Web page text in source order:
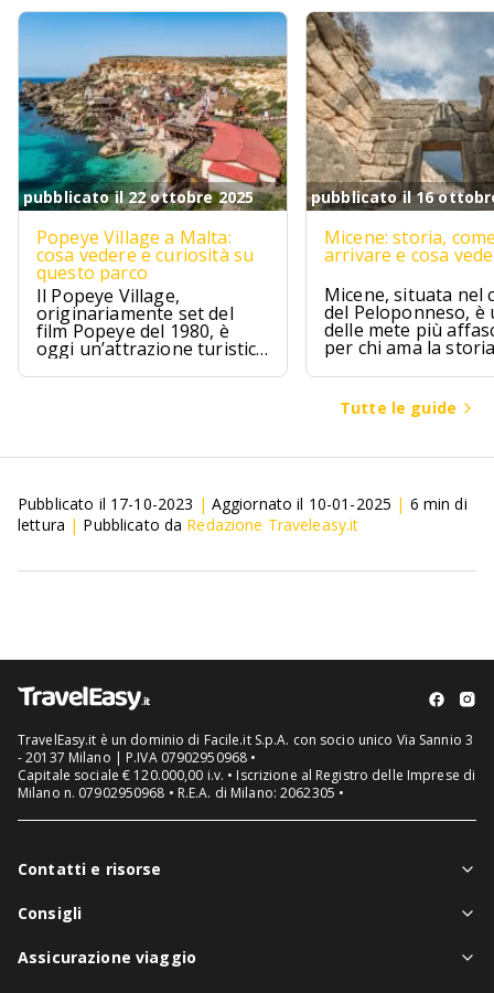
pubblicato il 22 ottobre 2025
Popeye Village a Malta:
cosa vedere e curiosità su
questo parco
Il Popeye Village,
originariamente set del
film Popeye del 1980, è
oggi un’attrazione turistica
ad Anchor Bay, Malta.
pubblicato il 16
Micene: storia,
arrivare e cosa
Micene, situata nel
del Peloponneso, è
delle mete più
per chi ama la
l’archeologia.
Tutte le guide
Pubblicato il 17-10-2023 | Aggiornato il 10-01-2025 | 6 min di
lettura | Pubblicato da Redazione Traveleasy.it
TravelEasy.it è un dominio di Facile.it S.p.A. con socio unico Via Sannio 3
- 20137 Milano | P.IVA 07902950968 •
Capitale sociale € 120.000,00 i.v. • Iscrizione al Registro delle Imprese di
Milano n. 07902950968 • R.E.A. di Milano: 2062305 •
Contatti e risorse
Chi siamo
Consigli
Notizie viaggi
Assicurazione viaggio